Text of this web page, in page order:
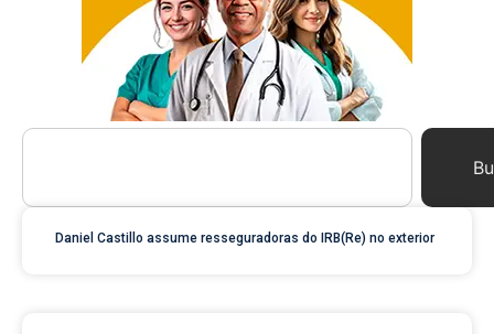
Daniel Castillo assume resseguradoras do IRB(Re) no exterior